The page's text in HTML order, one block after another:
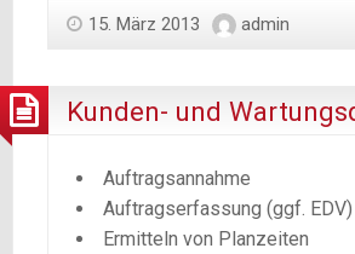
15. März 2013 admin
Kunden- und
Auftragsannahme
Auftragserfassung (ggf. EDV)
Ermitteln von Planzeiten